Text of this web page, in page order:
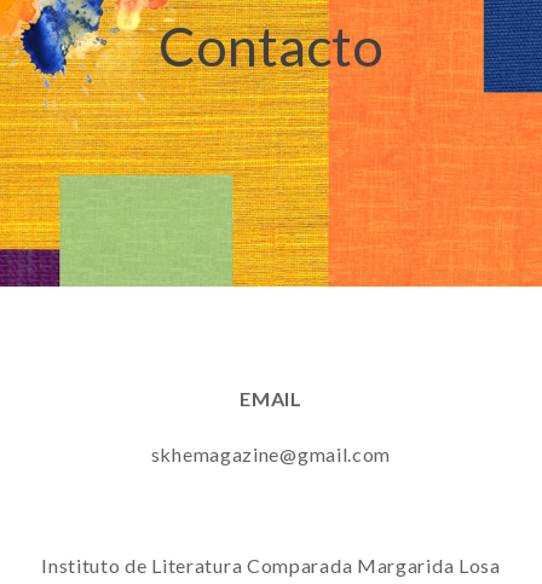
Contacto
EMAIL
skhemagazine@gmail.com
Instituto de Literatura Comparada Margarida Losa